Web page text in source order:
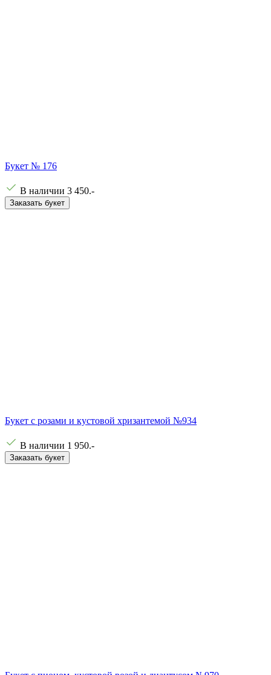
Букет № 176
В наличии 3 450.-
Заказать букет
Букет с розами и кустовой хризантемой №934
В наличии 1 950.-
Заказать букет